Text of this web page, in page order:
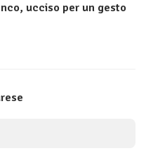
ucciso per un gesto